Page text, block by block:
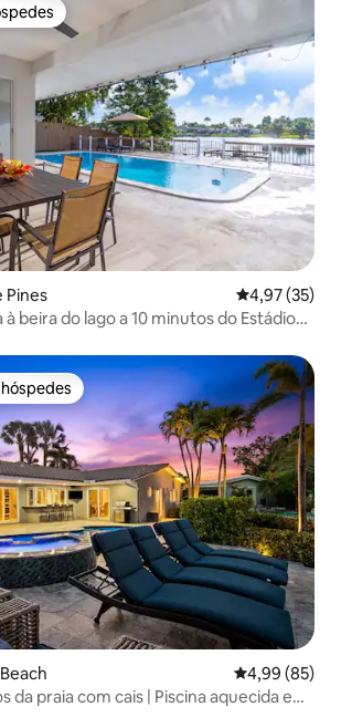
Pines 4,97 de uma
4,97 (35)
à beira do lago a 10 minutos do Estádio
preferidos dos hóspedes
4,99 de uma
4,99 (85)
da praia com cais | Piscina aquecida e